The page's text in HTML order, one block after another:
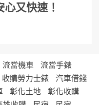
又快速！
流當機車
流當手錶
收購勞力士錶
汽車借錢
彰化土地
彰化收購